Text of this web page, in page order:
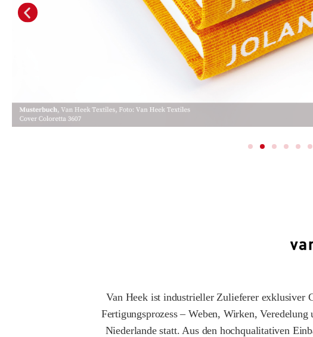
Van Heek ist industrieller Zulieferer exklusiver
Fertigungsprozess – Weben, Wirken,
Niederlande statt. Aus den hochqualitativen